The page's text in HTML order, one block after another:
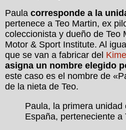
Paula corresponde a la
pertenece a Teo Martin, ex
coleccionista y dueño de Teo
Motor & Sport Institute. Al
que se van a fabricar del
asigna un nombre elegido
este caso es el nombre de
de la nieta de Teo.
Paula, la primera unidad
España, perteneciente a